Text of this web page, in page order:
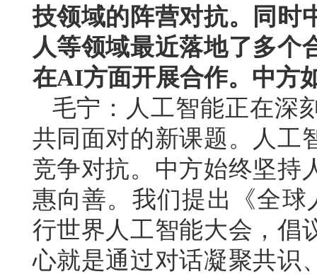
技领域的阵营对抗。同时
人等领域最近落地了多个
在AI方面开展合作。中方
毛宁：人工智能正在深
共同面对的新课题。人工
竞争对抗。中方始终坚持
惠向善。我们提出《全
行世界人工智能大会，倡
心就是通过对话凝聚共识